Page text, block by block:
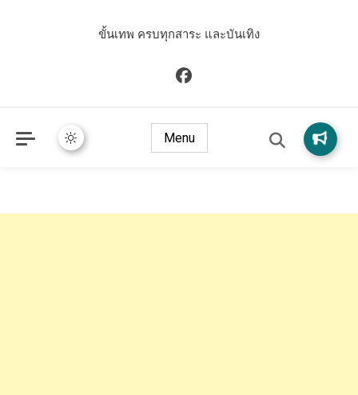
ขั้นเทพ ครบทุกสาระ และบันเทิง
Menu